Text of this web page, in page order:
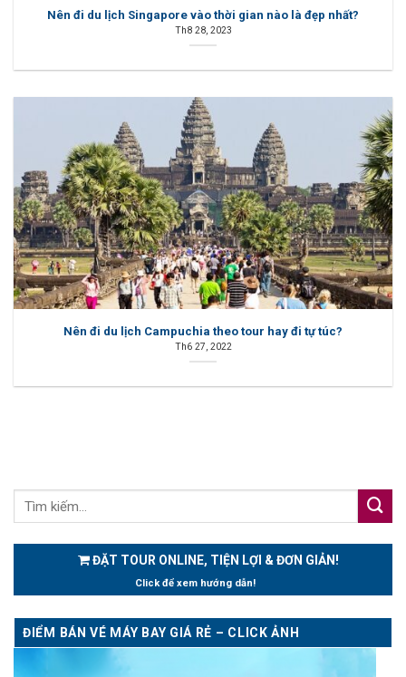
Nên đi du lịch Singapore vào thời gian nào là đẹp nhất?
Th8 28, 2023
Nên đi du lịch Campuchia theo tour hay đi tự túc?
Th6 27, 2022
ĐẶT TOUR ONLINE, TIỆN LỢI & ĐƠN GIẢN!
Click để xem hướng dẫn!
ĐIỂM BÁN VÉ MÁY BAY GIÁ RẺ – CLICK ẢNH